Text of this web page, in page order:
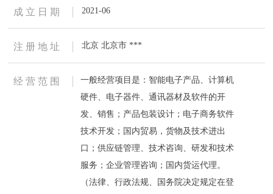
成 立 日 期 2021-06
注 册 地 址 北京 北京市 ***
经 营 范 围
一般经营项目是：智能电子产品、计算机
硬件、电子器件、通讯器材及软件的开
发、销售；产品包装设计；电子商务软件
技术开发；国内贸易，货物及技术进出
口；供应链管理、技术咨询、研发和技术
服务；企业管理咨询；国内货运代理。
（法律、行政法规、国务院决定规定在登